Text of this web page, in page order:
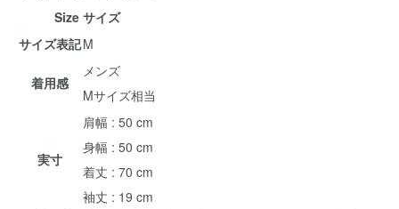
Size サイズ
サイズ表記M
着用感
メンズ
Mサイズ相当
実寸
肩幅 : 50 cm
身幅 : 50 cm
着丈 : 70 cm
袖丈 : 19 cm